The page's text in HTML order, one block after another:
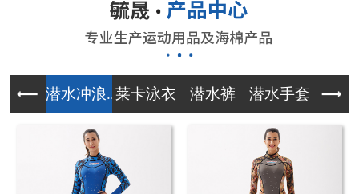
潜水冲浪...莱卡泳衣 潜水裤 潜水手套 午餐